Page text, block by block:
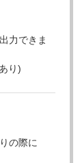
力できま
り)
の際に